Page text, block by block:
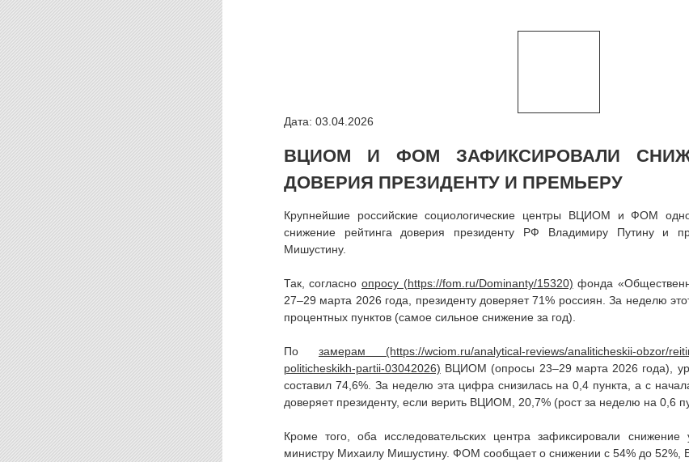
Дата: 03.04.2026
ВЦИОМ И ФОМ ЗАФИКСИРОВАЛИ
ДОВЕРИЯ ПРЕЗИДЕНТУ И ПРЕМЬЕРУ
Крупнейшие российские социологические центры ВЦИОМ и ФОМ
снижение рейтинга доверия президенту РФ Владимиру Путину и
Мишустину.
Так, согласно опросу
фонда
27–29 марта 2026 года, президенту доверяет 71% россиян. За неделю
процентных пунктов (самое сильное снижение за год).
По замерам
ВЦИОМ (опросы 23–29 марта 2026 года),
составил 74,6%. За неделю эта цифра снизилась на 0,4 пункта, а с
доверяет президенту, если верить ВЦИОМ, 20,7% (рост за неделю на 0,6
Кроме того, оба исследовательских центра зафиксировали
министру Михаилу Мишустину. ФОМ сообщает о снижении с 54% до